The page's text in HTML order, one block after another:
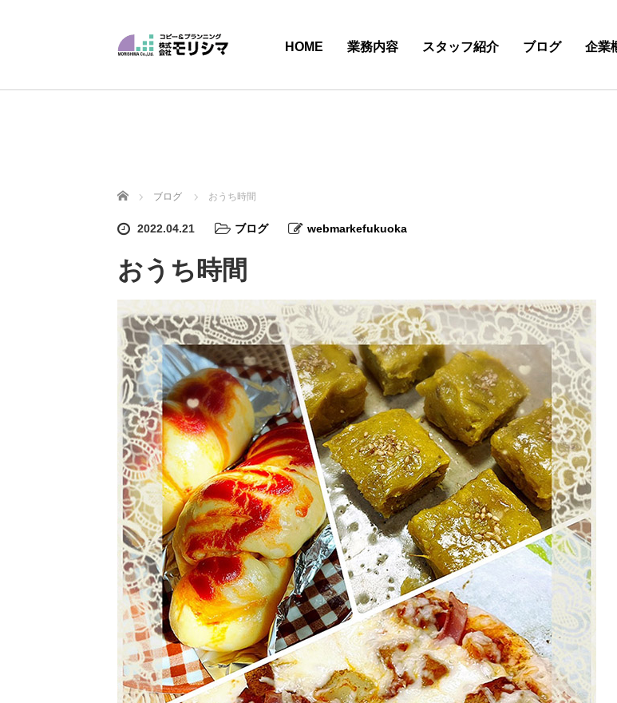
HOME 業務内容 スタッフ紹介 ブログ 企業
ホーム ブログ おうち時間
2022.04.21 ブログ webmarkefukuoka
おうち時間